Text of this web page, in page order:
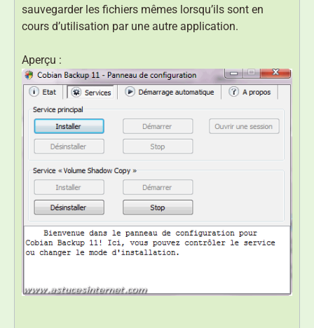
sauvegarder les fichiers mêmes lorsqu’ils sont en
cours d’utilisation par une autre application.
Aperçu :